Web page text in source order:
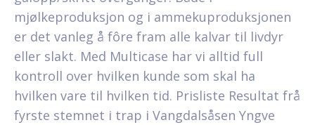
mjølkeproduksjon og i ammekuproduksjonen
er det vanleg å fôre fram alle kalvar til livdyr
eller slakt. Med Multicase har vi alltid full
kontroll over hvilken kunde som skal ha
hvilken vare til hvilken tid. Prisliste Resultat frå
fyrste stemnet i trap i Vangdalsåsen Yngve